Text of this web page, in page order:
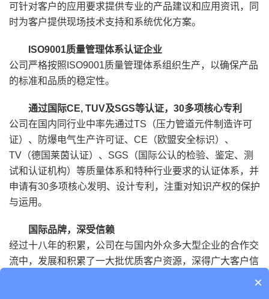
可针对客户的应用要求提供专业的产品建议和应用资讯，同
时为客户提供现场技术支持和系统优化方案。
ISO9001质量管理体系认证企业
公司严格按照ISO9001质量管理体系组织生产，以确保产品
的标准和品质的稳定性。
通过国际CE, TUV及SGS等认证，30多项核心专利
公司在国内同行业中率先通过TS（压力管道元件制造许可
证）、防爆电气生产许可证、CE（欧盟安全标识）、
TV（德国莱茵认证）、SGS（国际公认的检验、鉴定、测
试和认证机构）等质量体系和特种行业要求的认证体系，并
申请有30多项核心发明、设计专利，注重对知识产权的保护
与运用。
国际品牌，深受信赖
经过十八年的积累，公司在与国内外众多大型企业的合作交
流中，发展和积累了一大批优质客户资源，深得广大客户信
×